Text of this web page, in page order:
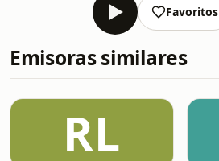
Favoritos
Emisoras similares
RL